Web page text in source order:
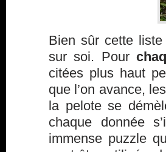
Bien sûr cette
sur soi. Pour
citées plus haut
que l’on avance,
la pelote se
chaque donnée
immense puzzle